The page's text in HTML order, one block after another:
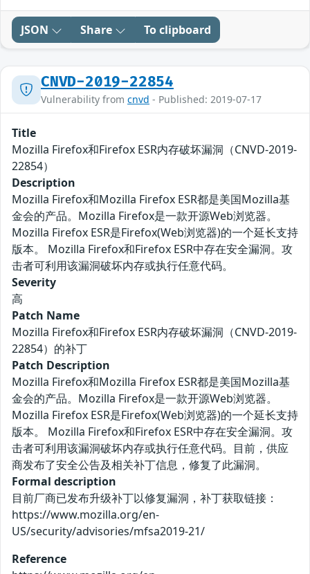
JSON Share To clipboard
CNVD-2019-22854
Vulnerability from cnvd - Published: 2019-07-17
Title
Mozilla Firefox和Firefox ESR内存破坏漏洞（CNVD-2019-
22854）
Description
Mozilla Firefox和Mozilla Firefox ESR都是美国Mozilla基
金会的产品。Mozilla Firefox是一款开源Web浏览器。
Mozilla Firefox ESR是Firefox(Web浏览器)的一个延长支持
版本。 Mozilla Firefox和Firefox ESR中存在安全漏洞。攻
击者可利用该漏洞破坏内存或执行任意代码。
Severity
高
Patch Name
Mozilla Firefox和Firefox ESR内存破坏漏洞（CNVD-2019-
22854）的补丁
Patch Description
Mozilla Firefox和Mozilla Firefox ESR都是美国Mozilla基
金会的产品。Mozilla Firefox是一款开源Web浏览器。
Mozilla Firefox ESR是Firefox(Web浏览器)的一个延长支持
版本。 Mozilla Firefox和Firefox ESR中存在安全漏洞。攻
击者可利用该漏洞破坏内存或执行任意代码。目前，供应
商发布了安全公告及相关补丁信息，修复了此漏洞。
Formal description
目前厂商已发布升级补丁以修复漏洞，补丁获取链接：
https://www.mozilla.org/en-
US/security/advisories/mfsa2019-21/
Reference